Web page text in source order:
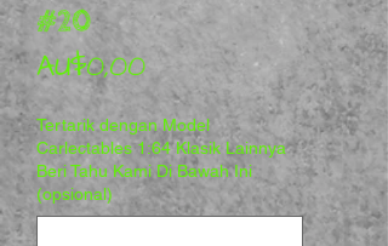
#20
AU$0,00Harga
Tertarik dengan Model
Carlectables 1:64 Klasik Lainnya
Beri Tahu Kami Di Bawah Ini
(opsional)